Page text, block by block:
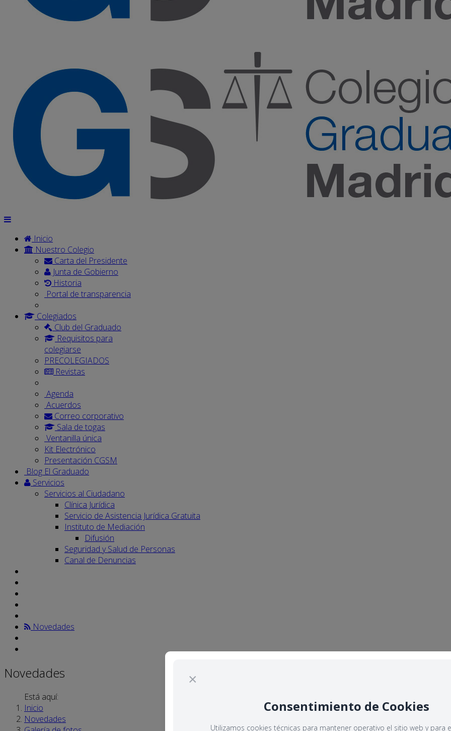
Inicio
Nuestro Colegio
Carta del Presidente
Junta de Gobierno
Historia
Portal de transparencia
Colegiados
Club del Graduado
Requisitos para
colegiarse
PRECOLEGIADOS
Revistas
Agenda
Acuerdos
Correo corporativo
Sala de togas
Ventanilla única
Kit Electrónico
Presentación CGSM
Blog El Graduado
Servicios
Servicios al Ciudadano
Clínica Jurídica
Servicio de Asistencia Jurídica Gratuita
Instituto de Mediación
Difusión
Seguridad y Salud de Personas
Canal de Denuncias
Novedades
Novedades
Está aquí:
Inicio
Novedades
×
Consentimiento de Cookies
Utilizamos cookies técnicas para mantener operativo el sitio web y para